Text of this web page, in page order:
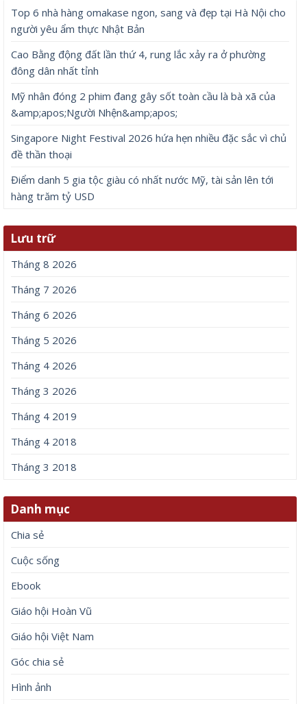
Top 6 nhà hàng omakase ngon, sang và đẹp tại Hà Nội cho
người yêu ẩm thực Nhật Bản
Cao Bằng động đất lần thứ 4, rung lắc xảy ra ở phường
đông dân nhất tỉnh
Mỹ nhân đóng 2 phim đang gây sốt toàn cầu là bà xã của
&amp;apos;Người Nhện&amp;apos;
Singapore Night Festival 2026 hứa hẹn nhiều đặc sắc vì chủ
đề thần thoại
Điểm danh 5 gia tộc giàu có nhất nước Mỹ, tài sản lên tới
hàng trăm tỷ USD
Lưu trữ
Tháng 8 2026
Tháng 7 2026
Tháng 6 2026
Tháng 5 2026
Tháng 4 2026
Tháng 3 2026
Tháng 4 2019
Tháng 4 2018
Tháng 3 2018
Danh mục
Chia sẻ
Cuộc sống
Ebook
Giáo hội Hoàn Vũ
Giáo hội Việt Nam
Góc chia sẻ
Hình ảnh